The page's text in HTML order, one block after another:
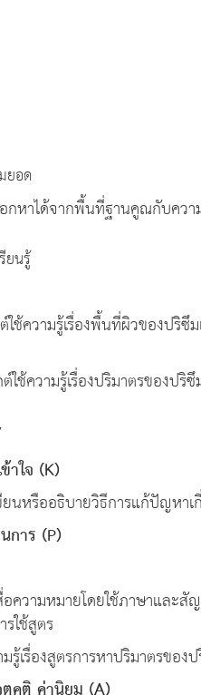
ยอด
กหาได้จากพื้นที่ฐานคูณกับคว
ยนรู้
ความรู้เรื่องพื้นที่ผิวของปริ
ามรู้เรื่องปริมาตรของปริซึ
าใจ (K)
นหรืออธิบายวิธีการแก้ปัญหา
การ (P)
มหมายโดยใช้ภาษาและสั
ใช้สูตร
รื่องสูตรการหาปริมาตรของ